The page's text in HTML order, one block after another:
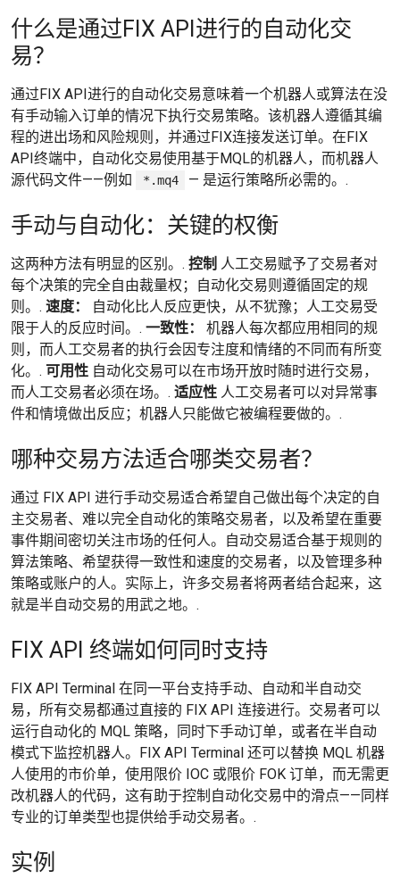
什么是通过FIX API进行的自动化交
易？
通过FIX API进行的自动化交易意味着一个机器人或算法在没
有手动输入订单的情况下执行交易策略。该机器人遵循其编
程的进出场和风险规则，并通过FIX连接发送订单。在FIX
API终端中，自动化交易使用基于MQL的机器人，而机器人
源代码文件——例如
*.mq4 — 是运行策略所必需的。.
手动与自动化：关键的权衡
这两种方法有明显的区别。. 控制 人工交易赋予了交易者对
每个决策的完全自由裁量权；自动化交易则遵循固定的规
则。. 速度：
自动化比人反应更快，从不犹豫；人工交易受
限于人的反应时间。. 一致性：
机器人每次都应用相同的规
则，而人工交易者的执行会因专注度和情绪的不同而有所变
化。. 可用性 自动化交易可以在市场开放时随时进行交易，
而人工交易者必须在场。. 适应性 人工交易者可以对异常事
件和情境做出反应；机器人只能做它被编程要做的。.
哪种交易方法适合哪类交易者？
通过 FIX API 进行手动交易适合希望自己做出每个决定的自
主交易者、难以完全自动化的策略交易者，以及希望在重要
事件期间密切关注市场的任何人。自动交易适合基于规则的
算法策略、希望获得一致性和速度的交易者，以及管理多种
策略或账户的人。实际上，许多交易者将两者结合起来，这
就是半自动交易的用武之地。.
FIX API 终端如何同时支持
FIX API Terminal 在同一平台支持手动、自动和半自动交
易，所有交易都通过直接的 FIX API 连接进行。交易者可以
运行自动化的 MQL 策略，同时下手动订单，或者在半自动
模式下监控机器人。FIX API Terminal 还可以替换 MQL 机器
人使用的市价单，使用限价 IOC 或限价 FOK 订单，而无需更
改机器人的代码，这有助于控制自动化交易中的滑点——同样
专业的订单类型也提供给手动交易者。.
实例